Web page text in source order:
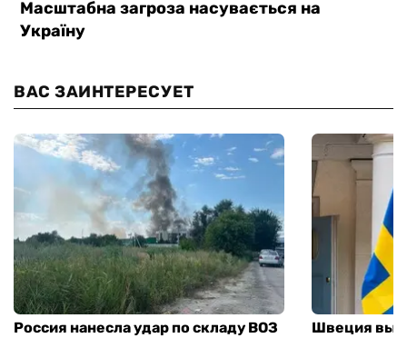
ВАС ЗАИНТЕРЕСУЕТ
Россия нанесла удар по складу ВОЗ
Швеция